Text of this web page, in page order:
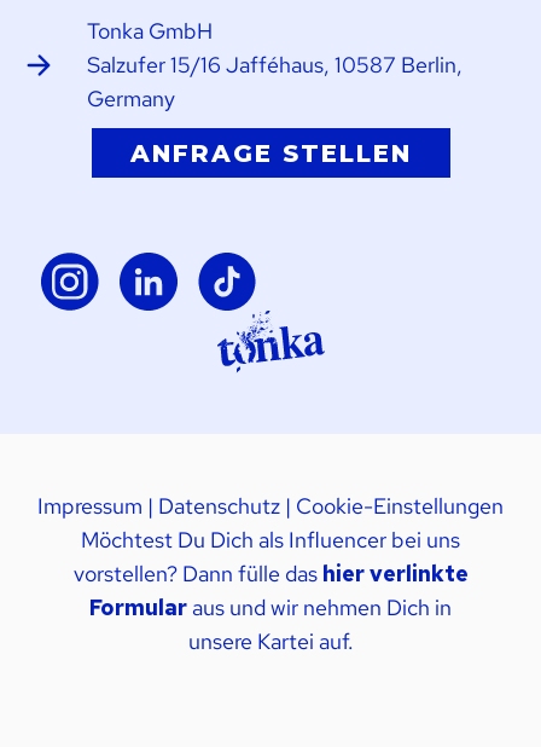
Tonka GmbH
Salzufer 15/16 Jafféhaus, 10587 Berlin,
Germany
ANFRAGE STELLEN
Impressum | Datenschutz | Cookie-Einstellungen
Möchtest Du Dich als Influencer bei uns
vorstellen? Dann fülle das hier verlinkte
Formular aus und wir nehmen Dich in
unsere Kartei auf.